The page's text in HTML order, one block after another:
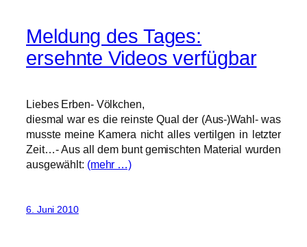
Meldung des Tages:
ersehnte Videos verfügbar
Liebes Erben- Völkchen,
diesmal war es die reinste Qual der (Aus-)Wahl- was
musste meine Kamera nicht alles vertilgen in letzter
Zeit…- Aus all dem bunt gemischten Material wurden
ausgewählt: (mehr …)
6. Juni 2010